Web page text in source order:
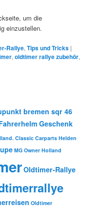
um die
einzustellen.
Rallye,Tips und Tricks |
,oldtimer rallye zubehör,
bremen sqr 46
Geschenk
Classic Carparts Helden
MG Owner Holland
Oldtimer-Rallye
Oldtimer